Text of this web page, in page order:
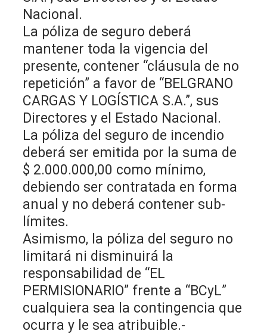
Nacional.
La póliza de seguro deberá
mantener toda la vigencia del
presente, contener “cláusula de no
repetición” a favor de “BELGRANO
CARGAS Y LOGÍSTICA S.A.”, sus
Directores y el Estado Nacional.
La póliza del seguro de incendio
deberá ser emitida por la suma de
$ 2.000.000,00 como mínimo,
debiendo ser contratada en forma
anual y no deberá contener sub-
límites.
Asimismo, la póliza del seguro no
limitará ni disminuirá la
responsabilidad de “EL
PERMISIONARIO” frente a “BCyL”
cualquiera sea la contingencia que
ocurra y le sea atribuible.-